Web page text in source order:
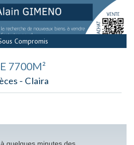
Compromis
7700M²
- Claira